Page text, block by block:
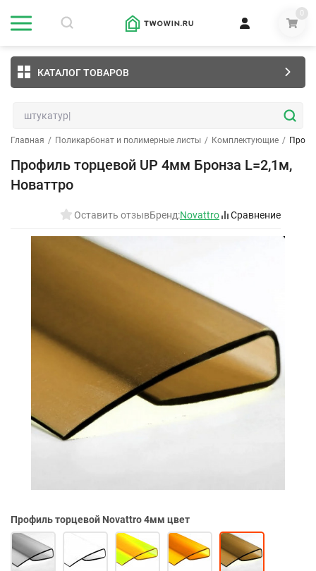
0
КАТАЛОГ ТОВАРОВ
Главная / Поликарбонат и полимерные листы / Комплектующие /
Профиль торцевой UP 4мм Бронза L=2,1м,
Новаттро
Оставить отзывБренд:Novattro Сравнение
Профиль торцевой Novattro 4мм цвет